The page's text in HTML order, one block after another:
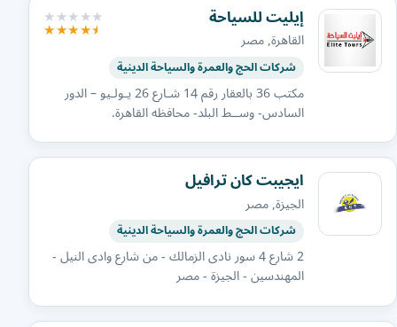
إيليت للسياحة
القاهرة, مصر
شركات الحج والعمرة والسياحة الدينية
مكتب 36 بالعقار رقم 14 شـارع 26 يـولـيو – الدور
السادس- وســط البلد- محافظه القاهرة.
ايجيبت كان ترافيل
الجيزة, مصر
شركات الحج والعمرة والسياحة الدينية
2 شارع 4 سور نادى الزمالك - من شارع وادى النيل -
المهندسين - الجيزة - مصر